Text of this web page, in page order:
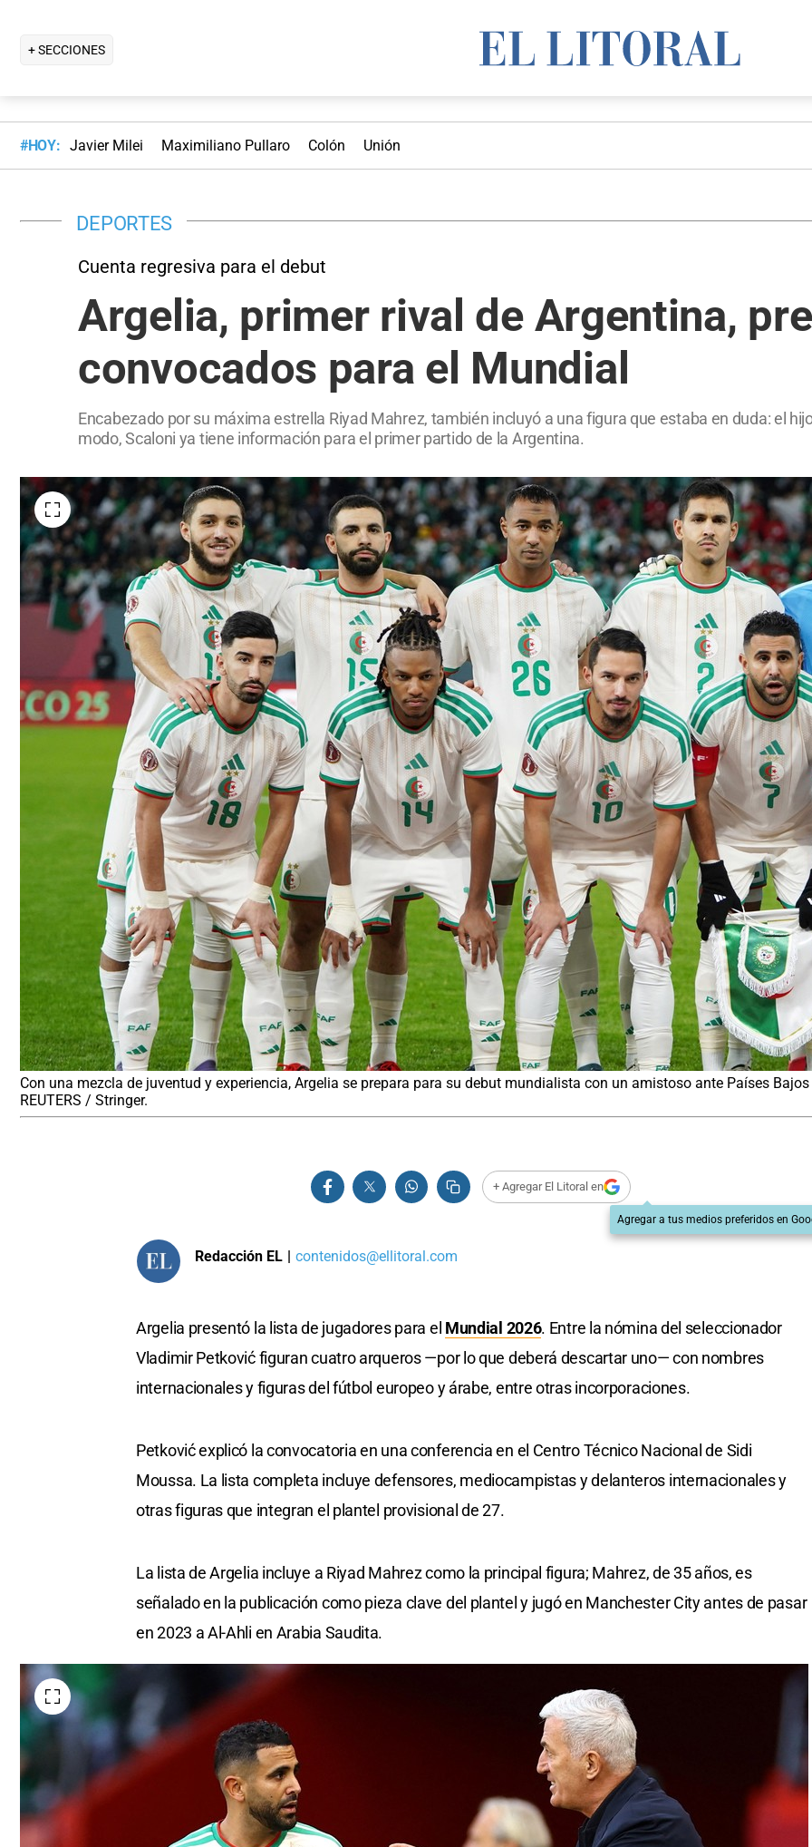
+ SECCIONES
#HOY: Javier Milei Maximiliano Pullaro Colón Unión
DEPORTES
Cuenta regresiva para el debut
Argelia, primer rival de Argentina,
convocados para el Mundial
Encabezado por su máxima estrella Riyad Mahrez, también incluyó a una figura que estaba en duda: el
modo, Scaloni ya tiene información para el primer partido de la Argentina.
Con una mezcla de juventud y experiencia, Argelia se prepara para su debut mundialista con un amistoso ante Países
REUTERS / Stringer.
+ Agregar El Litoral en
Agregar a tus medios preferidos en
Redacción EL | contenidos@ellitoral.com
Argelia presentó la lista de jugadores para el Mundial 2026. Entre la nómina del seleccionador
Vladimir Petković figuran cuatro arqueros —por lo que deberá descartar uno— con nombres
internacionales y figuras del fútbol europeo y árabe, entre otras incorporaciones.
Petković explicó la convocatoria en una conferencia en el Centro Técnico Nacional de Sidi
Moussa. La lista completa incluye defensores, mediocampistas y delanteros internacionales y
otras figuras que integran el plantel provisional de 27.
La lista de Argelia incluye a Riyad Mahrez como la principal figura; Mahrez, de 35 años, es
señalado en la publicación como pieza clave del plantel y jugó en Manchester City antes de pasar
en 2023 a Al-Ahli en Arabia Saudita.